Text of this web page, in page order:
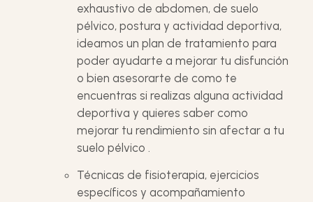
exhaustivo de abdomen, de suelo
pélvico, postura y actividad deportiva,
ideamos un plan de tratamiento para
poder ayudarte a mejorar tu disfunción
o bien asesorarte de como te
encuentras si realizas alguna actividad
deportiva y quieres saber como
mejorar tu rendimiento sin afectar a tu
suelo pélvico .
Técnicas de fisioterapia, ejercicios
específicos y acompañamiento